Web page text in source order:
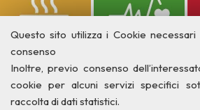
Questo sito utilizza i Cookie
consenso
Inoltre, previo consenso
cookie per alcuni servizi specifici
raccolta di dati statistici.